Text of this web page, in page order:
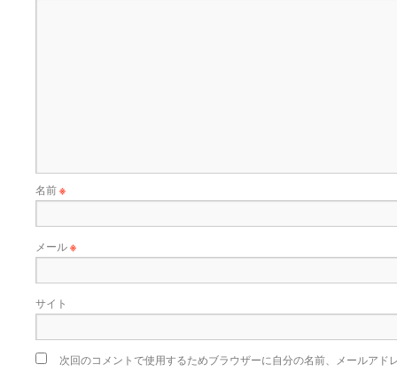
名前※
メール※
サイト
次回のコメントで使用するためブラウザーに自分の名前、メールアド